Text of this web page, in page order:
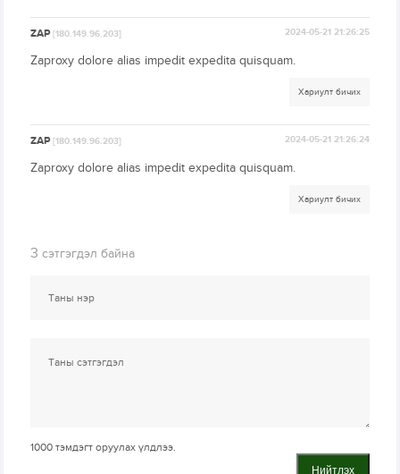
ZAP[180.149.96.203] 2024-05-21 21:26:25
Zaproxy dolore alias impedit expedita quisquam.
Хариулт бичих
ZAP[180.149.96.203] 2024-05-21 21:26:24
Zaproxy dolore alias impedit expedita quisquam.
Хариулт бичих
3 сэтгэгдэл байна
1000 тэмдэгт оруулах үлдлээ.
Нийтлэх